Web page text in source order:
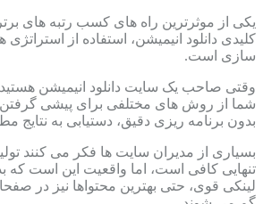
یکی از موثرترین راه های کسب رتبه های
کلیدی دانلود انیمیشن، استفاده از
سازی است.
وقتی صاحب یک سایت دانلود انیمیشن هستید،
شما از روش های مختلفی برای پیشی گرفتن
بدون برنامه ریزی دقیق، دستیابی به نتایج
بسیاری از مدیران سایت ها فکر می کنند
تنهایی کافی است، اما واقعیت این است که
لینکی قوی، حتی بهترین محتواها نیز در